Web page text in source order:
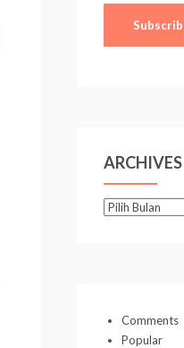
ARCHIVES
A
s
Comments
Popular